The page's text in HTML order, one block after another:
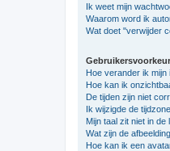
Ik weet mijn
Waarom word ik
Wat doet "verwijder
Hoe verander ik mijn
Hoe kan ik
De tijden zijn niet
Ik wijzigde de
Mijn taal zit niet in de
Wat zijn de
Hoe kan ik een